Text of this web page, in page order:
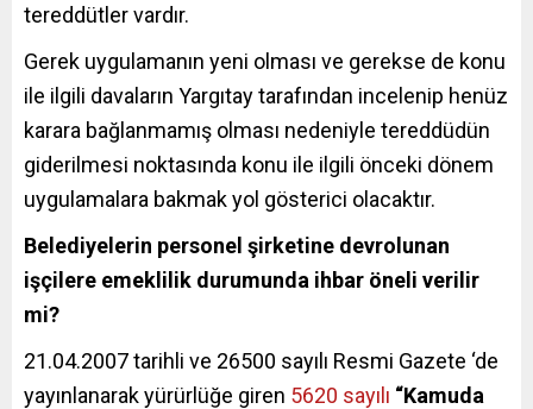
tereddütler vardır.
Gerek uygulamanın yeni olması ve gerekse de konu
ile ilgili davaların Yargıtay tarafından incelenip henüz
karara bağlanmamış olması nedeniyle tereddüdün
giderilmesi noktasında konu ile ilgili önceki dönem
uygulamalara bakmak yol gösterici olacaktır.
Belediyelerin personel şirketine devrolunan
işçilere emeklilik durumunda ihbar öneli verilir
mi?
21.04.2007 tarihli ve 26500 sayılı Resmi Gazete ‘de
yayınlanarak yürürlüğe giren 5620 sayılı “Kamuda